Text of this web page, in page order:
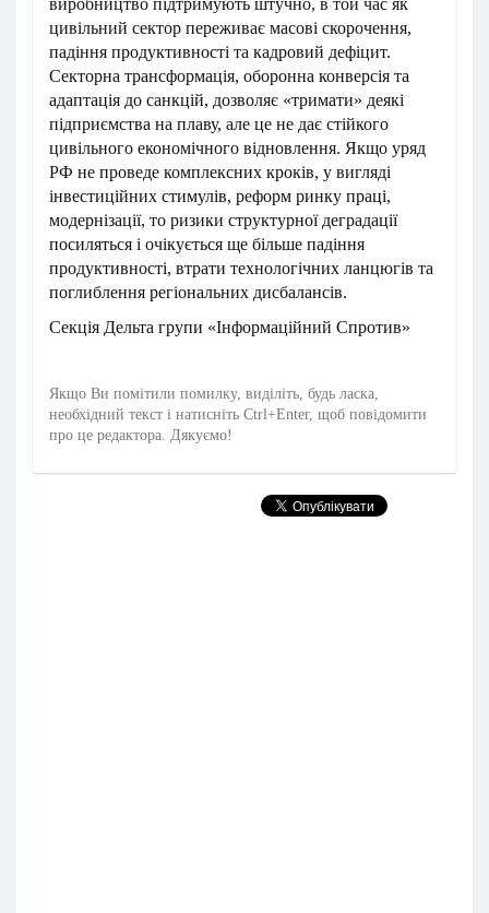
цивільний сектор переживає масові скорочення,
падіння продуктивності та кадровий дефіцит.
Секторна трансформація, оборонна конверсія та
адаптація до санкцій, дозволяє «тримати» деякі
підприємства на плаву, але це не дає стійкого
цивільного економічного відновлення. Якщо уряд
РФ не проведе комплексних кроків, у вигляді
інвестиційних стимулів, реформ ринку праці,
модернізації, то ризики структурної деградації
посиляться і очікується ще більше падіння
продуктивності, втрати технологічних ланцюгів та
поглиблення регіональних дисбалансів.
Секція Дельта групи «Інформаційний Спротив»
Якщо Ви помітили помилку, виділіть, будь ласка,
необхідний текст і натисніть Ctrl+Enter, щоб повідомити
про це редактора. Дякуємо!